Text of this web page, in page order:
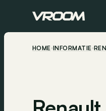
HOME INFORMATIE